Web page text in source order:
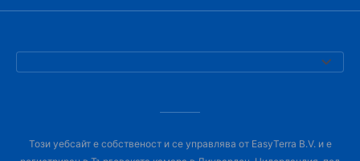
Този уебсайт е собственост и се управлява от EasyTerra B.V. и е